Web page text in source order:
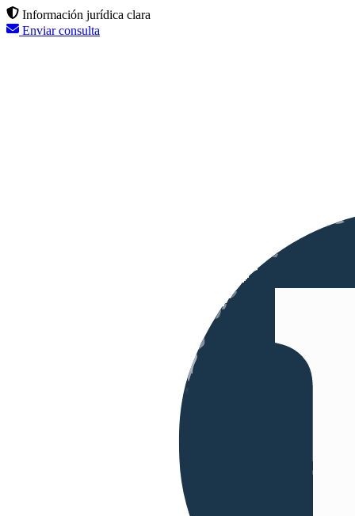
Información jurídica clara
Enviar consulta